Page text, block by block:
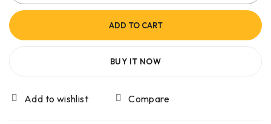
ADD TO CART
BUY IT NOW
Compare